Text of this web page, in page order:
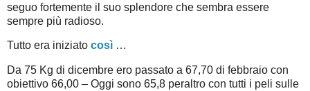
seguo fortemente il suo splendore che sembra essere
sempre più radioso.
Tutto era iniziato così …
Da 75 Kg di dicembre ero passato a 67,70 di febbraio con
obiettivo 66,00 – Oggi sono 65,8 peraltro con tutti i peli sulle